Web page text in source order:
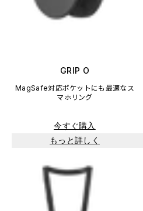
GRIP O
MagSafe対応ポケットにも最適なス
マホリング
今すぐ購入
もっと詳しく